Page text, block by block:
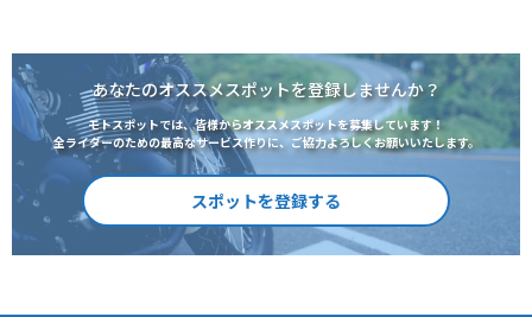
あなたのオススメスポットを登録しませんか？
モトスポットでは、皆様からオススメスポットを募集しています！
全ライダーのための最高なサービス作りに、ご協力よろしくお願いいたします。
スポットを登録する